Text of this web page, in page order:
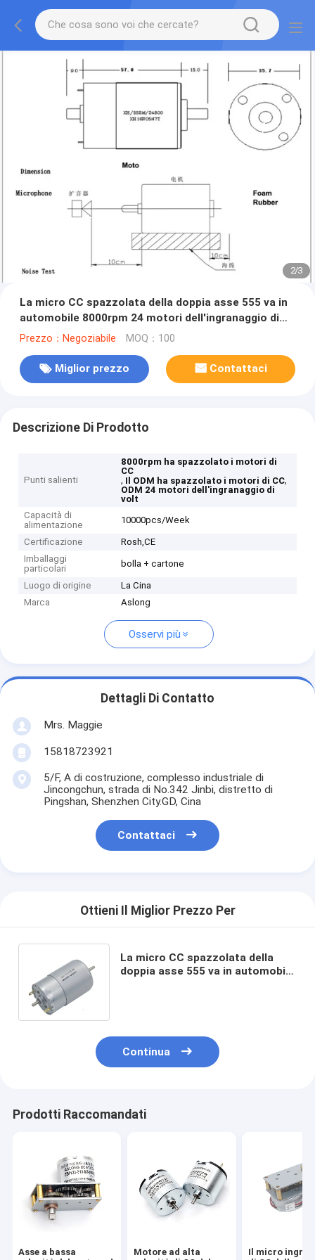
2/3
La micro CC spazzolata della doppia asse 555 va in
automobile 8000rpm 24 motori dell'ingranaggio di
volt
Prezzo：Negoziabile MOQ：100
Miglior prezzo Contattaci
Descrizione Di Prodotto
Punti salienti
8000rpm ha spazzolato i motori di
CC
, Il ODM ha spazzolato i motori di CC,
ODM 24 motori dell'ingranaggio di
volt
Capacità di
alimentazione
10000pcs/Week
Certificazione
Rosh,CE
Imballaggi
particolari
bolla + cartone
Luogo di origine
La Cina
Marca
Aslong
Osservi più
Dettagli Di Contatto
Mrs. Maggie
15818723921
5/F, A di costruzione, complesso industriale di
Jincongchun, strada di No.342 Jinbi, distretto di
Pingshan, Shenzhen City.GD, Cina
Contattaci
Ottieni Il Miglior Prezzo Per
La micro CC spazzolata della
doppia asse 555 va in automobile
Continua
Prodotti Raccomandati
Asse a bassa
Motore ad alta
Il micro